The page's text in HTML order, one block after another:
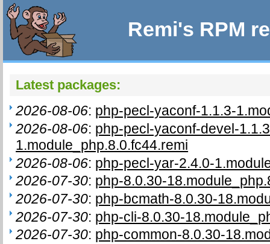
Remi's RPM
Latest packages:
2026-08-06: php-pecl-yaconf-1.1.3-
2026-08-06: php-pecl-yaconf-devel-
1.module_php.8.0.fc44.remi
2026-08-06: php-pecl-yar-2.4.0-
2026-07-30: php-8.0.30-
2026-07-30: php-bcmath-8.0.30-
2026-07-30: php-cli-8.0.30-
2026-07-30: php-common-8.0.30-